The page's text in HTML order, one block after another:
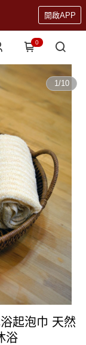
開啟APP
0
1/10
起泡巾 天然
浴